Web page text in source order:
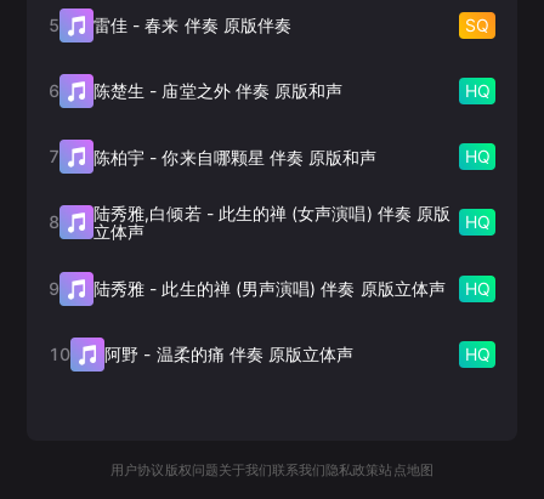
5 雷佳 -春来 伴奏 原版伴奏 SQ
6 陈楚生 - 庙堂之外 伴奏 原版和声 HQ
7 陈柏宇 -你来自哪颗星 伴奏 原版和声 HQ
8 陆秀雅,白倾若- 此生的禅 (女声演唱) 伴奏 原版
立体声
HQ
9 陆秀雅 - 此生的禅 (男声演唱) 伴奏 原版立体声 HQ
10 阿野 - 温柔的痛 伴奏 原版立体声 HQ
用户协议 版权问题关于我们联系我们 隐私政策站点地图